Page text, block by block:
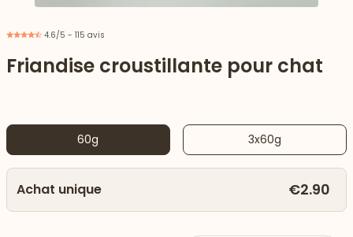
4.6/5 - 115 avis
Friandise croustillante pour chat
60g 3x60g
Achat unique €2.90